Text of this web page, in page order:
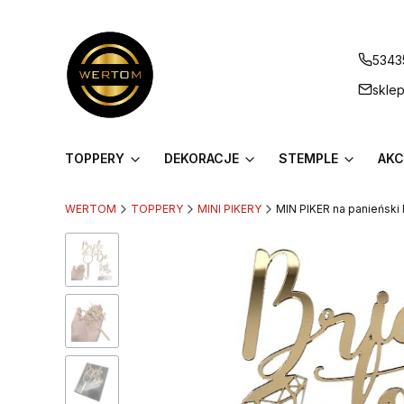
TOPPERY DEKORACJE STEMPLE
WERTOM TOPPERY MINI PIKERY MIN PIKER na